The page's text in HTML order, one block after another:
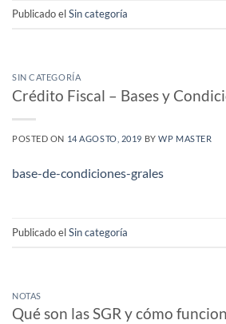
Publicado elSin categoría
SIN CATEGORÍA
Crédito Fiscal – Bases y
POSTED ON 14 AGOSTO, 2019 BYWP MASTER
base-de-condiciones-grales
Publicado elSin categoría
NOTAS
Qué son las SGR y cómo